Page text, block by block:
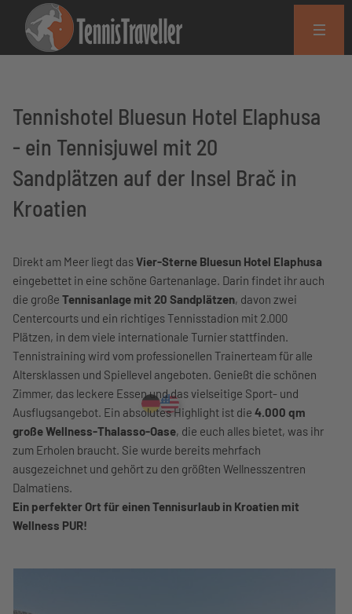
Tennishotel Bluesun Hotel Elaphusa
- ein Tennisjuwel mit 20
Sandplätzen auf der Insel Brač in
Kroatien
Direkt am Meer liegt dasVier-Sterne Bluesun Hotel Elaphusa
eingebettet in eine schöne Gartenanlage. Darin findet ihr auch
die große Tennisanlage mit 20 Sandplätzen, davon zwei
Centercourts und ein richtiges Tennisstadion mit 2.000
Plätzen, in dem viele internationale Turnier stattfinden.
Tennistraining wird vom professionellen Trainerteam für alle
Altersklassen und Spiellevel angeboten. Genießt die schönen
Zimmer, das leckere Essen und das vielseitige Sport- und
Ausflugsangebot. Ein absolutes Highlight ist die 4.000 qm
große Wellness-Thalasso-Oase, die euch alles bietet, was ihr
zum Erholen braucht. Sie wurde bereits mehrfach
ausgezeichnet und gehört zu den größten Wellnesszentren
Dalmatiens.
Ein perfekter Ort für einen Tennisurlaub in Kroatien mit
Wellness PUR!